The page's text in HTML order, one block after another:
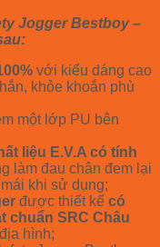
Jogger Bestboy –
với kiểu dáng cao
khỏe khoắn phù
một lớp PU bên
liệu E.V.A có tính
làm đau chân đem lại
khi sử dụng;
được thiết kế có
chuẩn SRC Châu
hình;